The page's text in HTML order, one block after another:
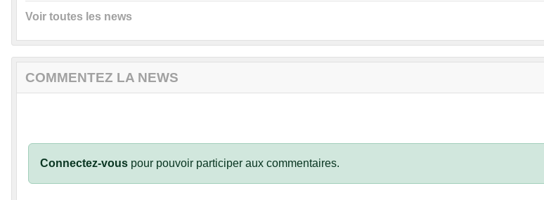
Voir toutes les news
COMMENTEZ LA NEWS
Connectez-vous pour pouvoir participer aux commentaires.